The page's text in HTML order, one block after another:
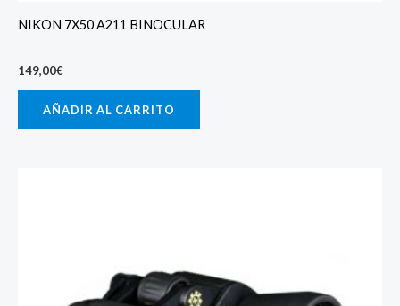
NIKON 7X50 A211 BINOCULAR
149,00€
AÑADIR AL CARRITO